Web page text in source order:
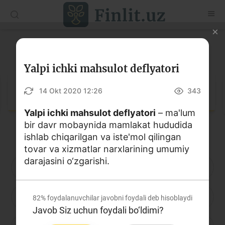
Рус
Maqolalar
O‘quv qo‘llanmalar
Lug‘at
Moliyaviy savodxonlik bo‘yicha kitoblar
Video
Loyihalar
Interaktiv xizmatlar
Lug‘at
A B D
J K L M N
Yalpi ichki mahsulot deflyatori
14 Okt 2020 12:26 343
Yalpi ichki mahsulot deflyatori – ma'lum
bir davr mobaynida mamlakat hududida
ishlab chiqarilgan va iste'mol qilingan
tovar va xizmatlar narxlarining umumiy
darajasini o‘zgarishi.
82%foydalanuvchilar javobni foydali deb hisoblaydi
Javob Siz uchun foydali bo‘ldimi?